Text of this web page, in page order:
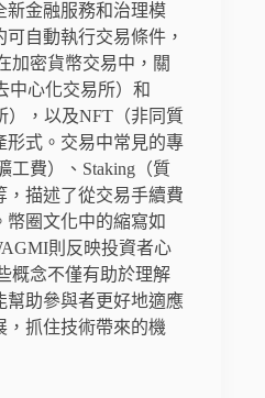
新金融服務和治理模
自動執行交易條件，
加密貨幣交易中，關
中心化交易所）和
），以及NFT（非同質
形式。交易中常見的專
工費）、Staking（質
，描述了從交易手續費
幣圈文化中的縮寫如
則反映投資者心
概念不僅有助於理解
幫助參與者更好地適應
，抓住技術帶來的機